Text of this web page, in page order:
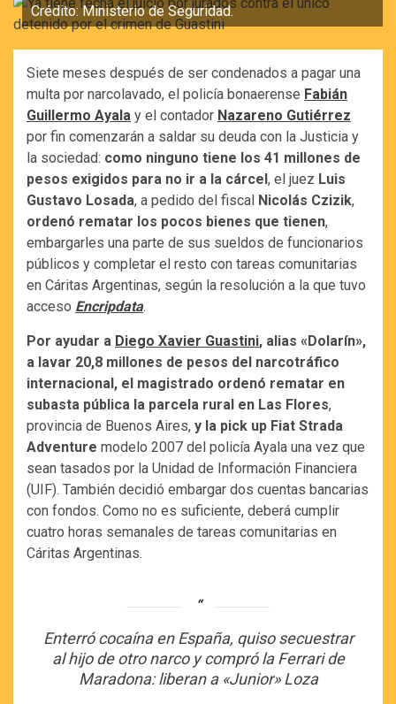
Crédito: Ministerio de Seguridad.
Siete meses después de ser condenados a pagar una
multa por narcolavado, el policía bonaerense Fabián
Guillermo Ayala y el contador Nazareno Gutiérrez
por fin comenzarán a saldar su deuda con la Justicia y
la sociedad: como ninguno tiene los 41 millones de
pesos exigidos para no ir a la cárcel, el juez Luis
Gustavo Losada, a pedido del fiscal Nicolás Czizik,
ordenó rematar los pocos bienes que tienen,
embargarles una parte de sus sueldos de funcionarios
públicos y completar el resto con tareas comunitarias
en Cáritas Argentinas, según la resolución a la que tuvo
acceso Encripdata.
Por ayudar a Diego Xavier Guastini, alias «Dolarín»,
a lavar 20,8 millones de pesos del narcotráfico
internacional, el magistrado ordenó rematar en
subasta pública la parcela rural en Las Flores,
provincia de Buenos Aires, y la pick up Fiat Strada
Adventure modelo 2007 del policía Ayala una vez que
sean tasados por la Unidad de Información Financiera
(UIF). También decidió embargar dos cuentas bancarias
con fondos. Como no es suficiente, deberá cumplir
cuatro horas semanales de tareas comunitarias en
Cáritas Argentinas.
Enterró cocaína en España, quiso secuestrar
al hijo de otro narco y compró la Ferrari de
Maradona: liberan a «Junior» Loza